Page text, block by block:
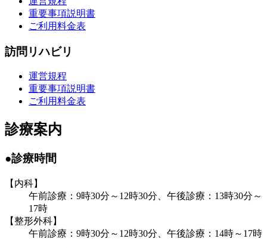
重要事項説明書
ご利用料金表
訪問リハビリ
運営規程
重要事項説明書
ご利用料金表
診療案内
●診療時間
【内科】
午前診療：9時30分～12時30分、 午後診療：13時30分～
17時
【整形外科】
午前診療：9時30分～12時30分、 午後診療：14時～17時